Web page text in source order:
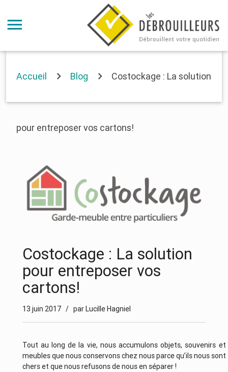
Accueil Blog Costockage : La solution
pour entreposer vos cartons!
Costockage : La solution
pour entreposer vos
cartons!
13 juin 2017/ par Lucille Hagniel
Tout au long de la vie, nous accumulons objets, souvenirs et
meubles que nous conservons chez nous parce qu’ils nous sont
chers et que nous refusons de nous en séparer !